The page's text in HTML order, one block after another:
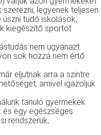
legyenek teljesen
tudó iskolások,
kiegészítő sportot
nem ugyanazt
sok hozzá nem értő
eljutnak arra a szintre
amivel igazoljuk
tanuló gyermekek
és egy egészséges
rendszerük,